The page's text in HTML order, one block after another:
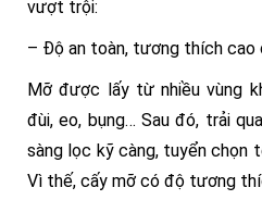
vượt trội:
– Độ an toàn, tương thích cao
Mỡ được lấy từ nhiều vùng
đùi, eo, bụng… Sau đó, trải
sàng lọc kỹ càng, tuyển chọn
Vì thế, cấy mỡ có độ tương